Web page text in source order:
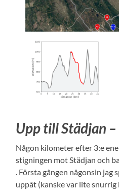
Upp till Städjan
Någon kilometer efter 3:e
stigningen mot Städjan och
. Första gången någonsin jag
uppåt (kanske var lite snurrig